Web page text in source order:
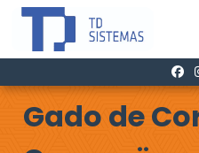
Como
Gado de